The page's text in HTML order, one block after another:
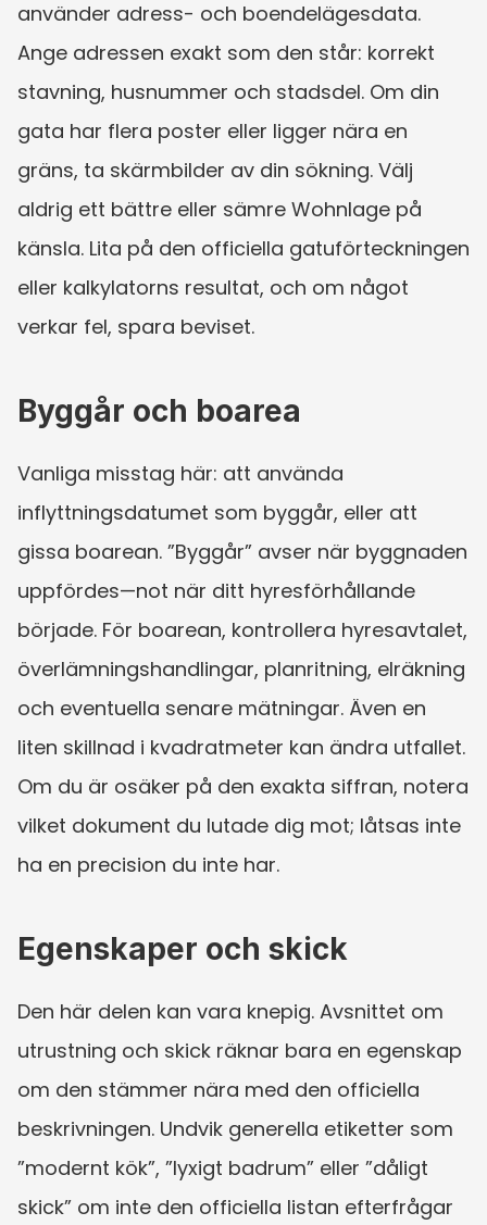
använder adress- och boendelägesdata.
Ange adressen exakt som den står: korrekt
stavning, husnummer och stadsdel. Om din
gata har flera poster eller ligger nära en
gräns, ta skärmbilder av din sökning. Välj
aldrig ett bättre eller sämre Wohnlage på
känsla. Lita på den officiella gatuförteckningen
eller kalkylatorns resultat, och om något
verkar fel, spara beviset.
Byggår och boarea
Vanliga misstag här: att använda
inflyttningsdatumet som byggår, eller att
gissa boarean. ”Byggår” avser när byggnaden
uppfördes—not när ditt hyresförhållande
började. För boarean, kontrollera hyresavtalet,
överlämningshandlingar, planritning, elräkning
och eventuella senare mätningar. Även en
liten skillnad i kvadratmeter kan ändra utfallet.
Om du är osäker på den exakta siffran, notera
vilket dokument du lutade dig mot; låtsas inte
ha en precision du inte har.
Egenskaper och skick
Den här delen kan vara knepig. Avsnittet om
utrustning och skick räknar bara en egenskap
om den stämmer nära med den officiella
beskrivningen. Undvik generella etiketter som
”modernt kök”, ”lyxigt badrum” eller ”dåligt
skick” om inte den officiella listan efterfrågar